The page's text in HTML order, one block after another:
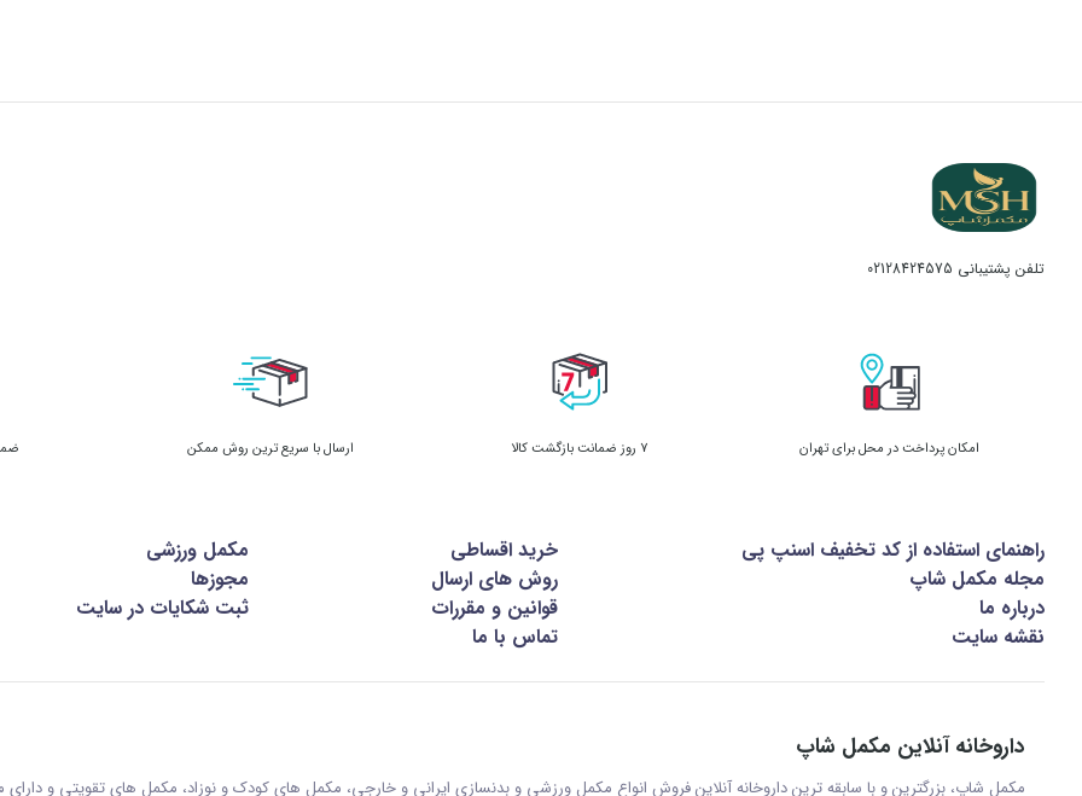
تلفن پشتیبانی 02128424575
امکان پرداخت در محل برای تهران 7 روز ضمانت بازگشت کالا ارسال با سریع ترین روش ممکن
راهنمای استفاده از کد تخفیف اسنپ پی خرید اقساطی
مکمل ورزشی
مجله مکمل شاپ
روش های ارسال
مجوزها
درباره ما
قوانین و مقررات
ثبت شکایات در سایت
نقشه سایت
تماس با ما
داروخانه آنلاین مکمل شاپ
مکمل شاپ، بزرگترین و با سابقه ترین داروخانه آنلاین فروش انواع مکمل ورزشی و بدنسازی ایرانی و خارجی، مکمل های کودک و نوزاد، مکمل های تقویتی و